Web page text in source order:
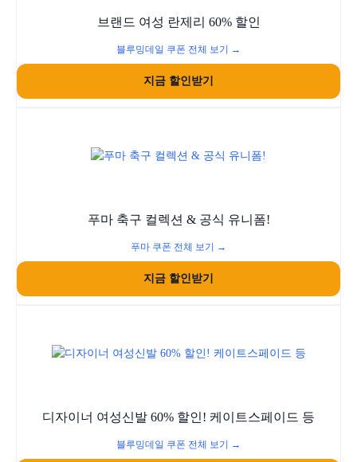
브랜드 여성 란제리 60% 할인
블루밍데일 쿠폰 전체 보기 →
지금 할인받기
푸마 축구 컬렉션 & 공식 유니폼!
푸마 쿠폰 전체 보기 →
지금 할인받기
디자이너 여성신발 60% 할인! 케이트스페이드 등
블루밍데일 쿠폰 전체 보기 →